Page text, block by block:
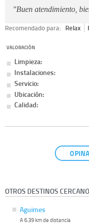
"Buen atendimiento,
Recomendado para: Relax
VALORACIÓN
Limpieza:
Instalaciones:
Servicio:
Ubicación:
Calidad:
OTROS DESTINOS
Aguimes
A 6.39 km de distancia